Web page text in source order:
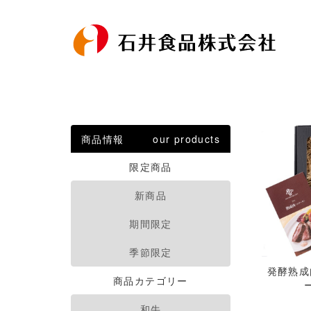
商品情報
our products
限定商品
新商品
期間限定
季節限定
商品カテゴリー
発酵熟